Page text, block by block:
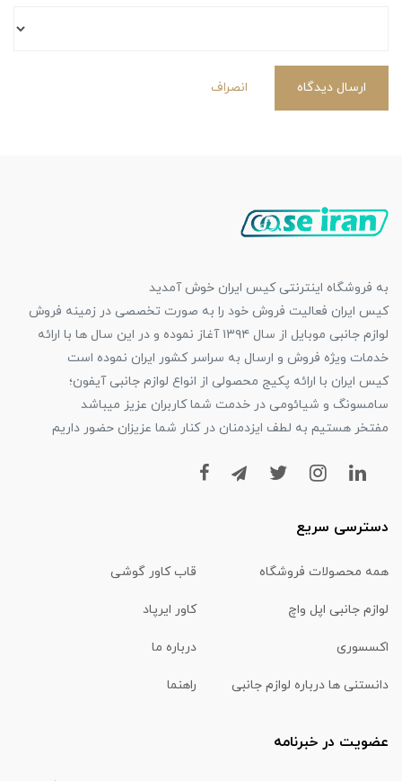
ارسال دیدگاه انصراف
به فروشگاه اینترنتی کیس ایران خوش آمدید
کیس ایران فعالیت فروش خود را به صورت تخصصی در زمینه فروش
لوازم جانبی موبایل از سال ۱۳۹۴ آغاز نموده و در این سال ها با ارائه
خدمات ویژه فروش و ارسال به سراسر کشور ایران نموده است
کیس ایران با ارائه پکیج محصولی از انواع لوازم جانبی آیفون؛
سامسونگ و شیائومی در خدمت شما کاربران عزیز میباشد
مفتخر هستیم به لطف ایزدمنان در کنار شما عزیزان حضور داریم
دسترسی سریع
همه محصولات فروشگاه قاب کاور گوشی
لوازم جانبی اپل واچ کاور ایرپاد
اکسسوری درباره ما
دانستنی ها درباره لوازم جانبی راهنما
عضویت در خبرنامه